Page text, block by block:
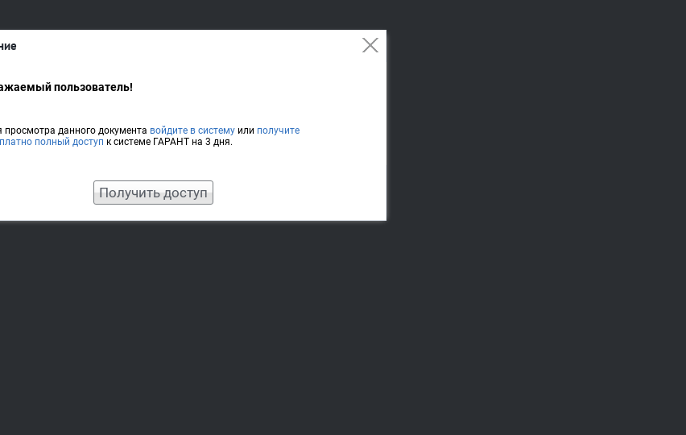
пользователь!
просмотра данного документа войдите в систему или получите
полный доступ к системе ГАРАНТ на 3 дня.
Получить доступ